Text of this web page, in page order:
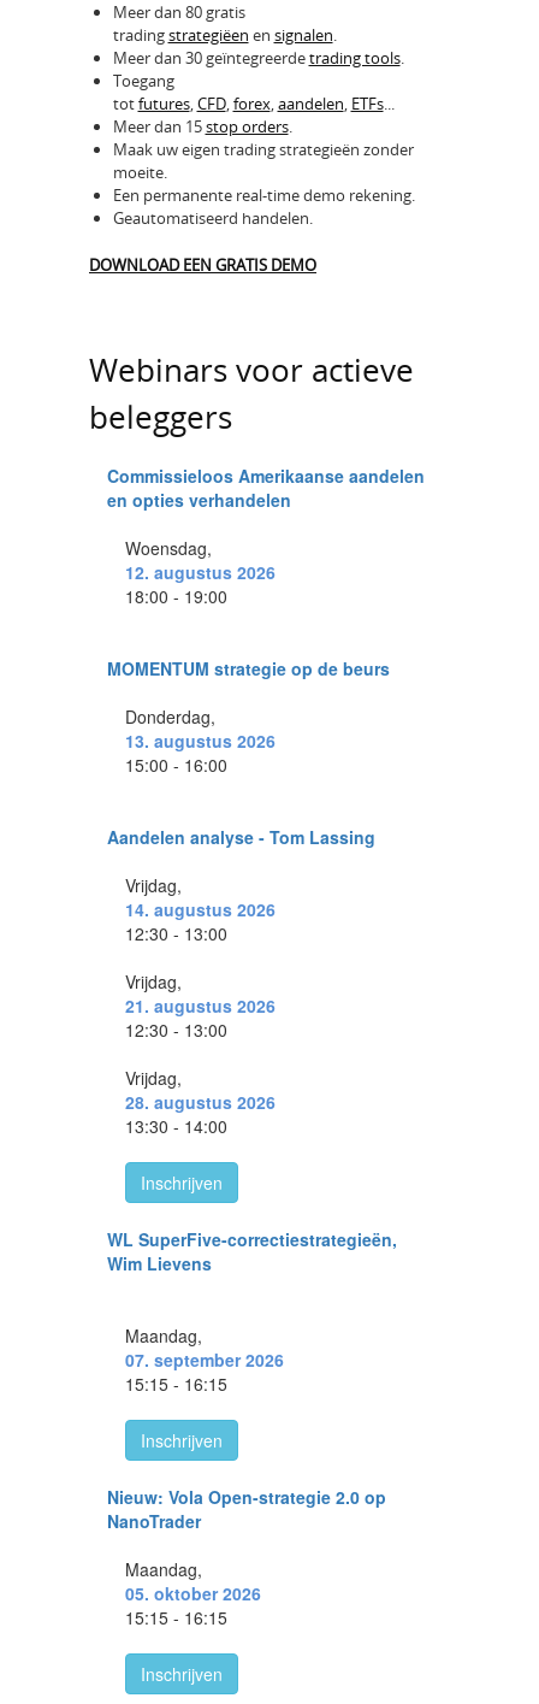
Meer dan 80 gratis
tradingstrategiëen en signalen.
Meer dan 30 geïntegreerdetrading tools.
Toegang
totfutures,CFD,forex,aandelen, ETFs...
Meer dan 15stop orders.
Maak uw eigen trading strategieën zonder
moeite.
Een permanente real-time demo rekening.
Geautomatiseerd handelen.
DOWNLOAD EEN GRATIS DEMO
Webinars voor actieve
beleggers